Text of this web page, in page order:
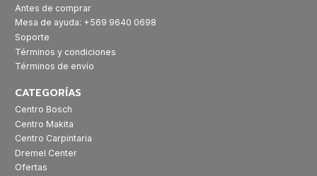
Antes de comprar
Mesa de ayuda: +569 9640 0698
Soporte
Términos y condiciones
Términos de envío
CATEGORÍAS
Centro Bosch
Centro Makita
Centro Carpintaria
Dremel Center
Ofertas